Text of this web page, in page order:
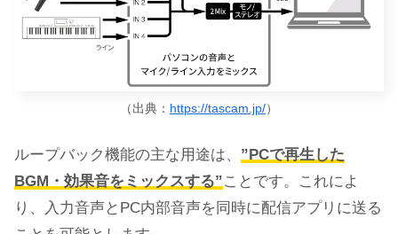
（出典： https://tascam.jp/）
ループバック機能の主な用途は、 ”PCで再生した
BGM・効果音をミックスする”ことです。これによ
り、入力音声とPC内部音声を同時に配信アプリに送る